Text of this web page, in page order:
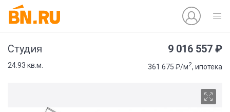
Студия 9 016 557 ₽
24.93 кв.м. 361 675 ₽/м2, ипотека